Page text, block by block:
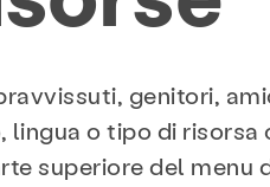
genitori,
o tipo di risorsa
superiore del menu